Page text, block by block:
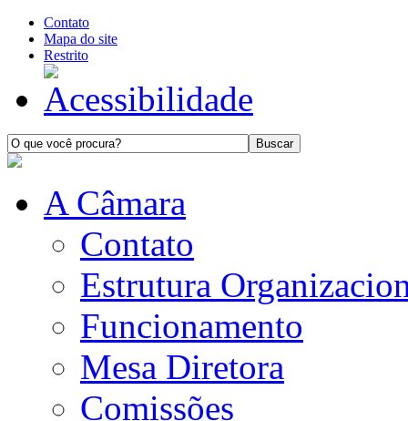
Contato
Mapa do site
Restrito
A Câmara
Contato
Estrutura
Funcionamento
Mesa Diretora
Comissões